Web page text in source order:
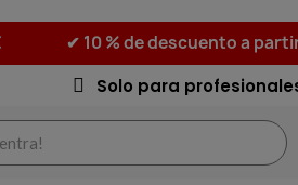
✔ 10 % de descuento a
Solo para